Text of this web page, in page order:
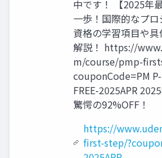
中です！ 【2025年
一歩！国際的なプ
資格の学習項目や
解説！ https://
m/course/pmp-
couponCode=PM P-
FREE-2025APR
驚愕の92%OFF！
https://
first-step/